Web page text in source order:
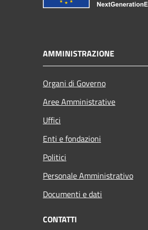
AMMINISTRAZIONE
Organi di Governo
Aree Amministrative
Uffici
Enti e fondazioni
Politici
Personale Amministrativo
Documenti e dati
CONTATTI